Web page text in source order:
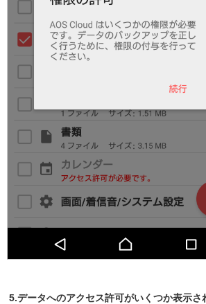
5.データへのアクセス許可がいくつか表示さ